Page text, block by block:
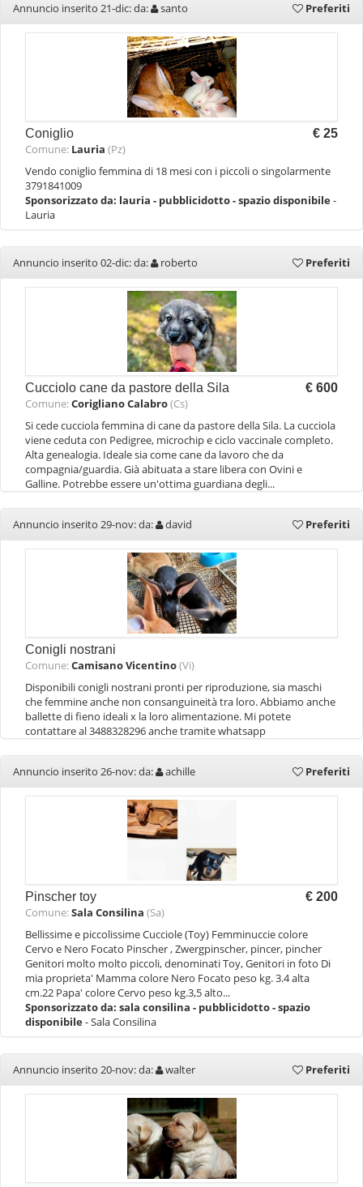
Annuncio inserito 21-dic: da: santo Preferiti
Coniglio € 25
Comune: Lauria (Pz)
Vendo coniglio femmina di 18 mesi con i piccoli o singolarmente
3791841009
Sponsorizzato da: lauria - pubblicidotto - spazio disponibile-
Lauria
Annuncio inserito 02-dic: da: roberto Preferiti
Cucciolo cane da pastore della Sila € 600
Comune:Corigliano Calabro(Cs)
Si cede cucciola femmina di cane da pastore della Sila. La cucciola
viene ceduta con Pedigree, microchip e ciclo vaccinale completo.
Alta genealogia. Ideale sia come cane da lavoro che da
compagnia/guardia. Già abituata a stare libera con Ovini e
Galline. Potrebbe essere un'ottima guardiana degli...
Annuncio inserito 29-nov: da: david Preferiti
Conigli nostrani
Comune:Camisano Vicentino(Vi)
Disponibili conigli nostrani pronti per riproduzione, sia maschi
che femmine anche non consanguineità tra loro. Abbiamo anche
ballette di fieno ideali x la loro alimentazione. Mi potete
contattare al 3488328296 anche tramite whatsapp
Annuncio inserito 26-nov: da: achille Preferiti
Pinscher toy € 200
Comune:Sala Consilina (Sa)
Bellissime e piccolissime Cucciole (Toy) Femminuccie colore
Cervo e Nero Focato Pinscher , Zwergpinscher, pincer, pincher
Genitori molto molto piccoli, denominati Toy, Genitori in foto Di
mia proprieta' Mamma colore Nero Focato peso kg. 3.4 alta
cm.22 Papa' colore Cervo peso kg.3,5 alto...
Sponsorizzato da: sala consilina - pubblicidotto - spazio
disponibile- Sala Consilina
Annuncio inserito 20-nov: da: walter Preferiti